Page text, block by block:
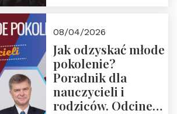
08/04/2026
Jak odzyskać młode
pokolenie?
Poradnik dla
nauczycieli i
rodziców. Odcinek